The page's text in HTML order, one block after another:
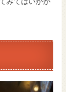
みてはいかが